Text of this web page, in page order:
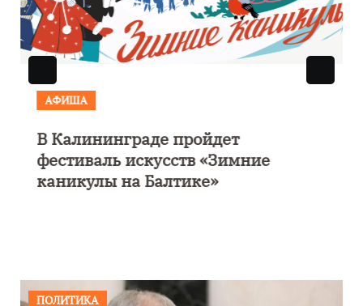
АФИША
В Калининграде пройдет
фестиваль искусств «Зимние
каникулы на Балтике»
ПОЛИТИКА